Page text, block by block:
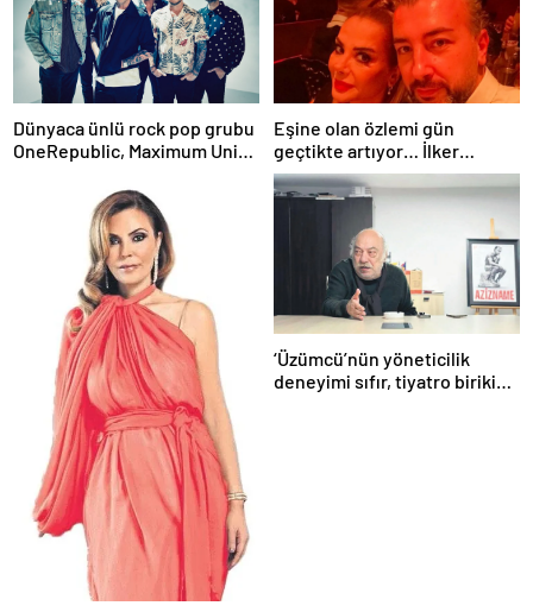
Dünyaca ünlü rock pop grubu
OneRepublic, Maximum Uniq
Eşine olan özlemi gün
geçtikte artıyor… İlker
Sünneli’den yürek yakan
Tanyeli paylaşımı: Bir gün
‘Üzümcü’nün yöneticilik
deneyimi sıfır, tiyatro birikimi